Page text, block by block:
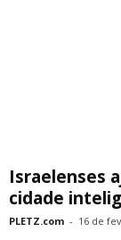
Israelenses
cidade
PLETZ.com - 16 de